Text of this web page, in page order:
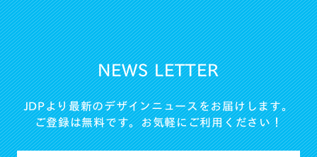
NEWS LETTER
JDPより最新のデザインニュースをお届けします。
ご登録は無料です。お気軽にご利用ください！